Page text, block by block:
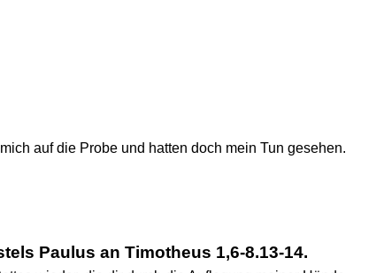
auf die Probe und hatten doch mein Tun gesehen.
Paulus an Timotheus 1,6-8.13-14.